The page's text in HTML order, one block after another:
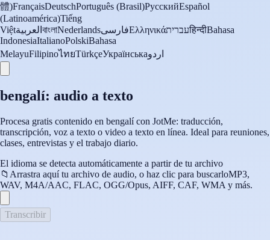
體)FrançaisDeutschPortuguês (Brasil)РусскийEspañol
(Latinoamérica)Tiếng
Việtالعربية বাংলাNederlandsفارسیΕλληνικάעבריתहिन्दीBahasa
IndonesiaItalianoPolskiBahasa
MelayuFilipinoไทยTürkçeУкраїнськаاردو
bengalí: audio a texto
Procesa gratis contenido en bengalí con JotMe: traducción,
transcripción, voz a texto o video a texto en línea. Ideal para reuniones,
clases, entrevistas y el trabajo diario.
El idioma se detecta automáticamente a partir de tu archivo
📁 Arrastra aquí tu archivo de audio, o haz clic para buscarloMP3,
WAV, M4A/AAC, FLAC, OGG/Opus, AIFF, CAF, WMA y más.
Transcribir